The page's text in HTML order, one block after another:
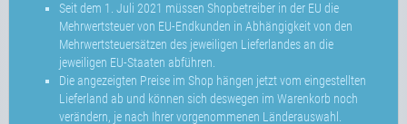
Seit dem 1. Juli 2021 müssen Shopbetreiber in der EU die
Mehrwertsteuer von EU-Endkunden in Abhängigkeit von den
Mehrwertsteuersätzen des jeweiligen Lieferlandes an die
jeweiligen EU-Staaten abführen.
Die angezeigten Preise im Shop hängen jetzt vom eingestellten
Lieferland ab und können sich deswegen im Warenkorb noch
verändern, je nach Ihrer vorgenommenen Länderauswahl.